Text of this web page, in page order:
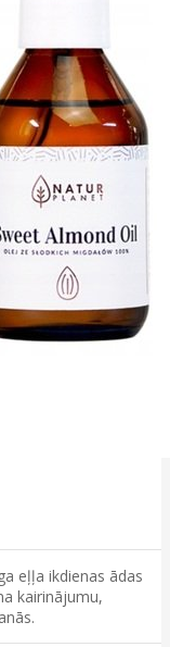
eļļa ikdienas ādas
kairinājumu,